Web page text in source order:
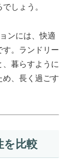
しょう。
ンには、快適
す。ランドリー
暮らすように
め、長く過ごす
を比較